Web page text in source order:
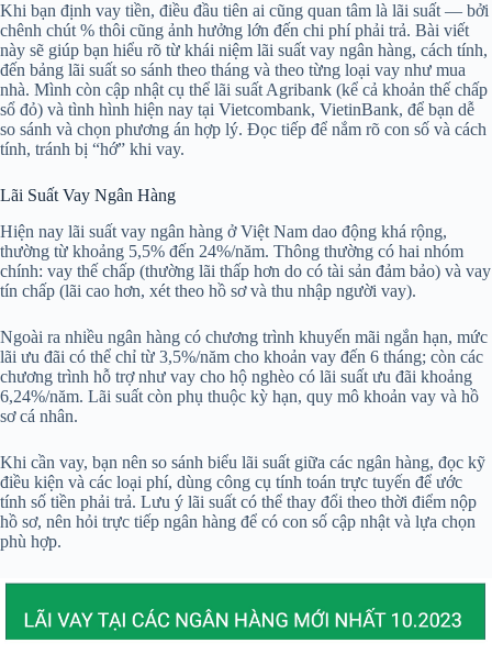
Khi bạn định vay tiền, điều đầu tiên ai cũng quan tâm là lãi suất — bởi
chênh chút % thôi cũng ảnh hưởng lớn đến chi phí phải trả. Bài viết
này sẽ giúp bạn hiểu rõ từ khái niệm lãi suất vay ngân hàng, cách tính,
đến bảng lãi suất so sánh theo tháng và theo từng loại vay như mua
nhà. Mình còn cập nhật cụ thể lãi suất Agribank (kể cả khoản thế chấp
sổ đỏ) và tình hình hiện nay tại Vietcombank, VietinBank, để bạn dễ
so sánh và chọn phương án hợp lý. Đọc tiếp để nắm rõ con số và cách
tính, tránh bị “hớ” khi vay.
Lãi Suất Vay Ngân Hàng
Hiện nay lãi suất vay ngân hàng ở Việt Nam dao động khá rộng,
thường từ khoảng 5,5% đến 24%/năm. Thông thường có hai nhóm
chính: vay thế chấp (thường lãi thấp hơn do có tài sản đảm bảo) và vay
tín chấp (lãi cao hơn, xét theo hồ sơ và thu nhập người vay).
Ngoài ra nhiều ngân hàng có chương trình khuyến mãi ngắn hạn, mức
lãi ưu đãi có thể chỉ từ 3,5%/năm cho khoản vay đến 6 tháng; còn các
chương trình hỗ trợ như vay cho hộ nghèo có lãi suất ưu đãi khoảng
6,24%/năm. Lãi suất còn phụ thuộc kỳ hạn, quy mô khoản vay và hồ
sơ cá nhân.
Khi cần vay, bạn nên so sánh biểu lãi suất giữa các ngân hàng, đọc kỹ
điều kiện và các loại phí, dùng công cụ tính toán trực tuyến để ước
tính số tiền phải trả. Lưu ý lãi suất có thể thay đổi theo thời điểm nộp
hồ sơ, nên hỏi trực tiếp ngân hàng để có con số cập nhật và lựa chọn
phù hợp.